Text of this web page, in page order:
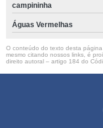
campininha
Águas Vermelhas
O conteúdo do texto desta
mesmo citando nossos links, é
direito autoral – artigo 184 do